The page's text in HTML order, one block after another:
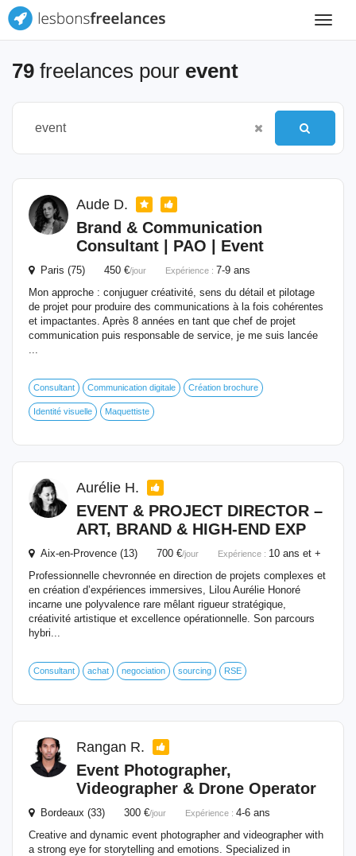
Toggle
79 freelances pour event
Aude D.
Brand & Communication
Consultant | PAO | Event
Paris (75) 450 €/jour Expérience : 7-9 ans
Mon approche : conjuguer créativité, sens du détail et pilotage
de projet pour produire des communications à la fois cohérentes
et impactantes. Après 8 années en tant que chef de projet
communication puis responsable de service, je me suis lancée
...
Consultant Communication digitale Création brochure
Identité visuelle Maquettiste
Aurélie H.
EVENT & PROJECT DIRECTOR –
ART, BRAND & HIGH-END EXP
Aix-en-Provence (13) 700 €/jour Expérience : 10 ans et +
Professionnelle chevronnée en direction de projets complexes et
en création d’expériences immersives, Lilou Aurélie Honoré
incarne une polyvalence rare mêlant rigueur stratégique,
créativité artistique et excellence opérationnelle. Son parcours
hybri...
Consultant achat negociation sourcing RSE
Rangan R.
Event Photographer,
Videographer & Drone Operator
Bordeaux (33) 300 €/jour Expérience : 4-6 ans
Creative and dynamic event photographer and videographer with
a strong eye for storytelling and emotions. Specialized in